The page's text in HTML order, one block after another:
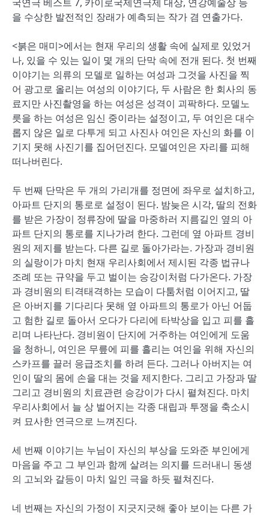
을 수상한 발전적인 장래가 예측되는 작가 겸 연출가다.
<붉은 매미>에서는 현재 우리의 생활 속에 실제로 있었거
나, 있을 수 있는 일이 몇 개의 단막 속에 전개 된다. 첫 번째
이야기는 의류의 모델로 일하는 여성과 그것을 사진을 찍
어 광고로 올리는 여성의 이야기다, 두 사람은 한 회사의 동
료지만 사진촬영을 하는 여성은 성격이 괴팍하다. 모델노
릇을 하는 여성은 임신 중이라는 설정이고, 두 여인은 대수
롭지 않은 일로 다투게 되고 사진사 여인은 자신의 화를 이
기지 못해 사진기를 집어던진다. 모델여인은 자리를 피해
떠나버린다.
두 번째 단막은 두 개의 가리개를 정면에 좌우로 설치하고,
아파트 단지의 통로로 설정이 된다. 밤늦은 시각, 딸의 전화
를 받은 가장이 정류장에 딸을 마중하러 지름길인 옆의 아
파트 단지의 통로를 지나가려 한다. 그런데 옆 아파트 경비
원의 제지를 받는다. 다른 길로 돌아가라는. 가장과 경비원
의 실랑이가 마치 현재 우리사회에서 제시된 각종 법규나
조례 또는 규약을 두고 벌이는 승강이처럼 다가온다. 가장
과 경비원의 티격태격하는 모습이 다툼처럼 이어지고, 딸
은 아버지를 기다리다 못해 옆 아파트의 통로가 아닌 어둡
고 험한 길로 돌아서 오다가 다리에 타박상을 입고 피를 흘
리며 나타난다. 경비원이 단지에 거주하는 여인에게 도움
을 청하니, 여인은 무릎에 피를 흘리는 여인을 위해 자신의
스카프를 끌러 응급조치를 하려 든다. 그러나 아버지는 여
인이 딸의 몸에 손을 대는 것을 제지한다. 그리고 가장과 딸
그리고 경비원의 치료관련 승강이가 다시 펼쳐진다. 마치
우리사회에서 늘 상 벌어지는 각종 대립과 투쟁을 축소시
켜 묘사한 연극으로 느껴진다.
세 번째 이야기는 누님이 자신의 부상을 도와준 부인에게
마음을 주고 그 부인과 함께 살려는 의지를 드러내니 동생
의 고뇌와 갈등이 마치 일인 극을 하듯 펼쳐진다.
네 번째는 자신의 가정이 지긋지긋해 좋아 보이는 다른 가